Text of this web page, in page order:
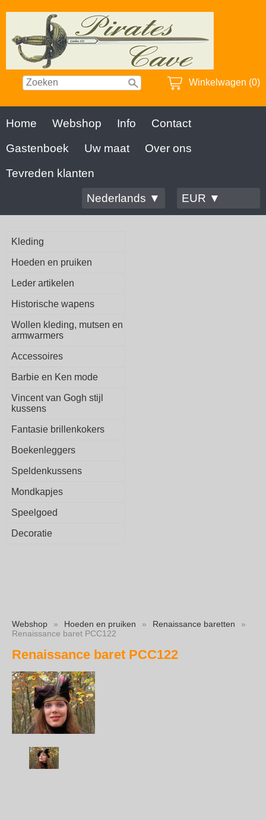
Winkelwagen (0)
Home Webshop Info
Contact
Gastenboek
Uw maat
Over ons
Tevreden klanten
Nederlands ▼
EUR ▼
Kleding
Hoeden en pruiken
Leder artikelen
Historische wapens
Wollen kleding, mutsen en
armwarmers
Accessoires
Barbie en Ken mode
Vincent van Gogh stijl
kussens
Fantasie brillenkokers
Boekenleggers
Speldenkussens
Mondkapjes
Speelgoed
Decoratie
Webshop » Hoeden en pruiken » Renaissance baretten
»
Renaissance baret PCC122
Renaissance baret PCC122